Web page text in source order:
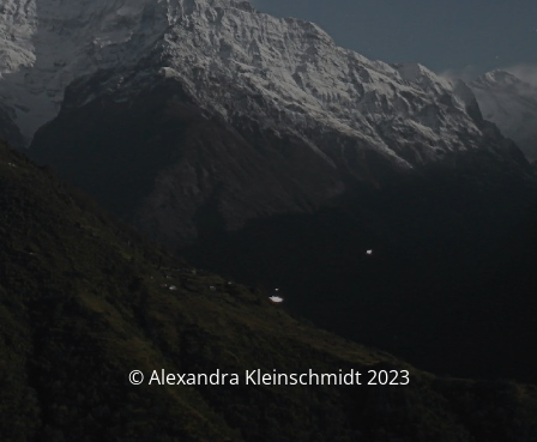
© Alexandra Kleinschmidt 2023